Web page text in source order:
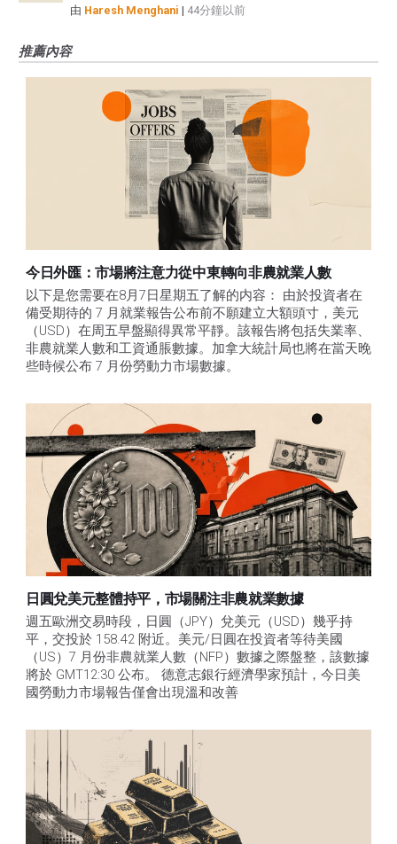
由 Haresh Menghani | 44分鐘以前
推薦內容
今日外匯：市場將注意力從中東轉向非農就業人數
以下是您需要在8月7日星期五了解的内容： 由於投資者在
備受期待的 7 月就業報告公布前不願建立大額頭寸，美元
（USD）在周五早盤顯得異常平靜。該報告將包括失業率、
非農就業人數和工資通脹數據。加拿大統計局也將在當天晚
些時候公布 7 月份勞動力市場數據。
日圓兌美元整體持平，市場關注非農就業數據
週五歐洲交易時段，日圓（JPY）兌美元（USD）幾乎持
平，交投於 158.42 附近。美元/日圓在投資者等待美國
（US）7 月份非農就業人數（NFP）數據之際盤整，該數據
將於 GMT12:30 公布。 德意志銀行經濟學家預計，今日美
國勞動力市場報告僅會出現溫和改善